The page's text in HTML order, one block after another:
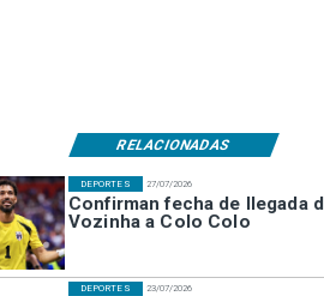
RELACIONADAS
27/07/2026
Confirman fecha de llegada
Vozinha a Colo Colo
DEPORTES
23/07/2026
DEPORTES